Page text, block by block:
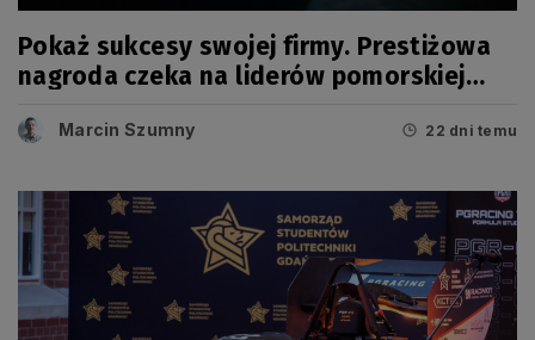
Pokaż sukcesy swojej firmy. Prestiżowa
nagroda czeka na liderów pomorskiej
Marcin Szumny 22 dni temu